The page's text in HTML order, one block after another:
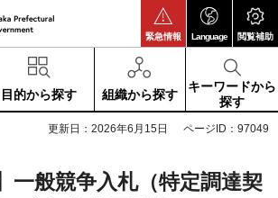
緊急情報 Language 閲覧補助
目的から探す 組織から探す
キーワードから
探す
更新日：2026年6月15日 ページID：97049
一般競争入札（特定調達契